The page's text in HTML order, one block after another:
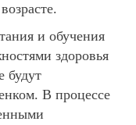
и обучения
здоровья
будут
В процессе